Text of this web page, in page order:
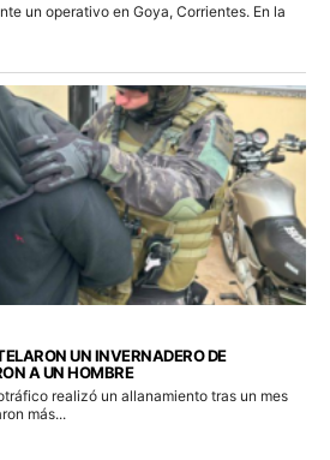
un operativo en Goya, Corrientes. En la
UN INVERNADERO DE
A UN HOMBRE
realizó un allanamiento tras un mes
más...